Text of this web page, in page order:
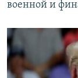
военной и